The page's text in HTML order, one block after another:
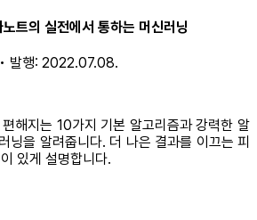
트의 실전에서 통하는 머신러닝
발행: 2022.07.08.
해지는 10가지 기본 알고리즘과 강력한 알
닝을 알려줍니다. 더 나은 결과를 이끄는 피
있게 설명합니다.